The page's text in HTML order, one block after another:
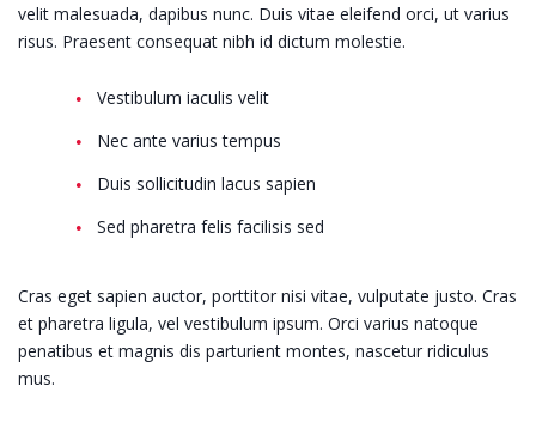
velit malesuada, dapibus nunc. Duis vitae eleifend orci, ut varius
risus. Praesent consequat nibh id dictum molestie.
Vestibulum iaculis velit
Nec ante varius tempus
Duis sollicitudin lacus sapien
Sed pharetra felis facilisis sed
Cras eget sapien auctor, porttitor nisi vitae, vulputate justo. Cras
et pharetra ligula, vel vestibulum ipsum. Orci varius natoque
penatibus et magnis dis parturient montes, nascetur ridiculus
mus.